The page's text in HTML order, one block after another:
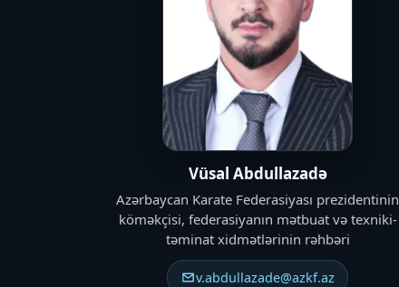
Vüsal Abdullazadə
Azərbaycan Karate Federasiyası prezidentinin
köməkçisi, federasiyanın mətbuat və texniki-
təminat xidmətlərinin rəhbəri
v.abdullazade@azkf.az